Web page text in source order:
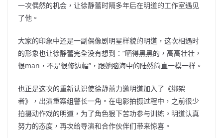
一次偶然的机会，让徐静蕾时隔多年后在明道的工作室遇见
了他。
大家的印象中还是一副偶像剧明星样貌的明道，这次相遇时
的形象也让徐静蕾完全没有想到：“晒得黑黑的，高高壮壮，
很man，不是很修边幅”，跟她脑海中的陆然简直一模一样。
也正是这次的重新认识使徐静蕾力邀明道加入了《绑架
者》，出演重案组警长一角。在电影拍摄过程中，之前很少
拍摄动作戏的明道，为了角色狠下苦功参与训练。明道认真
努力的态度，再次给导演和合作伙伴们带来惊喜。